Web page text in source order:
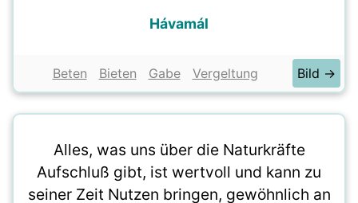
Hávamál
Beten Bieten Gabe Vergeltung Bild →
Alles, was uns über die Naturkräfte
Aufschluß gibt, ist wertvoll und kann zu
seiner Zeit Nutzen bringen, gewöhnlich an